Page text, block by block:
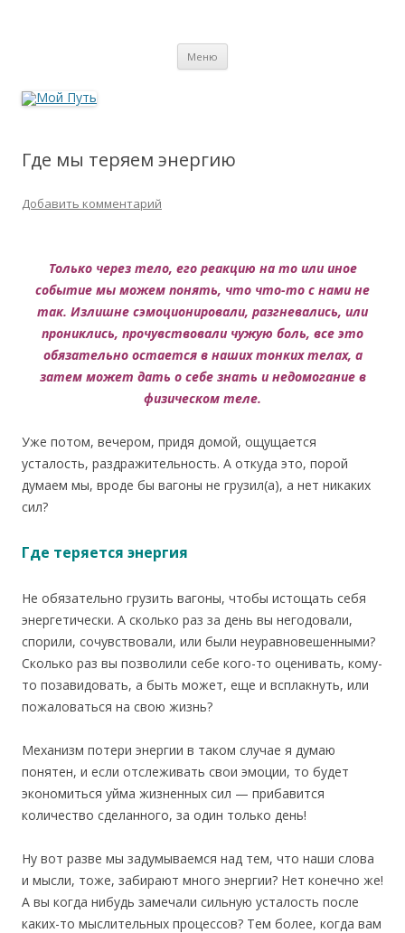
Меню
Где мы теряем энергию
Добавить комментарий
Только через тело, его реакцию на то или иное
событие мы можем понять, что что-то с нами не
так. Излишне сэмоционировали, разгневались, или
прониклись, прочувствовали чужую боль, все это
обязательно остается в наших тонких телах, а
затем может дать о себе знать и недомогание в
физическом теле.
Уже потом, вечером, придя домой, ощущается
усталость, раздражительность. А откуда это, порой
думаем мы, вроде бы вагоны не грузил(а), а нет никаких
сил?
Где теряется энергия
Не обязательно грузить вагоны, чтобы истощать себя
энергетически. А сколько раз за день вы негодовали,
спорили, сочувствовали, или были неуравновешенными?
Сколько раз вы позволили себе кого-то оценивать, кому-
то позавидовать, а быть может, еще и всплакнуть, или
пожаловаться на свою жизнь?
Механизм потери энергии в таком случае я думаю
понятен, и если отслеживать свои эмоции, то будет
экономиться уйма жизненных сил — прибавится
количество сделанного, за один только день!
Ну вот разве мы задумываемся над тем, что наши слова
и мысли, тоже, забирают много энергии? Нет конечно же!
А вы когда нибудь замечали сильную усталость после
каких-то мыслительных процессов? Тем более, когда вам